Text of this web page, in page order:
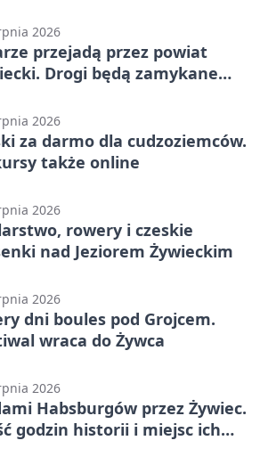
2026
przejadą przez powiat
Drogi będą zamykane
2026
za darmo dla cudzoziemców.
także online
2026
rowery i czeskie
nad Jeziorem Żywieckim
2026
dni boules pod Grojcem.
wraca do Żywca
2026
Habsburgów przez Żywiec.
godzin historii i miejsc ich